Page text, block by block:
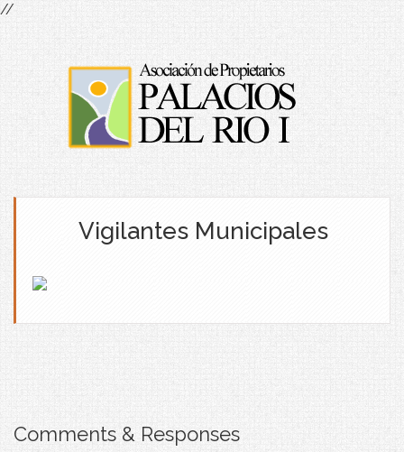
//
Vigilantes Municipales
Comments & Responses